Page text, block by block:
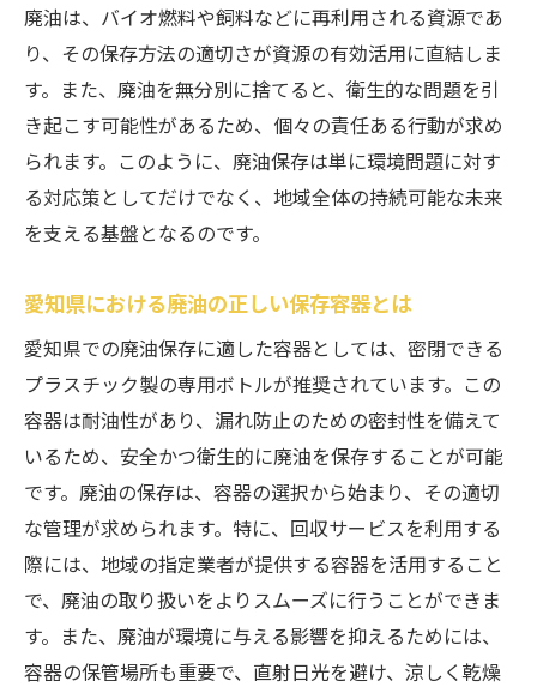
地域コミュニティを活用した廃油保存活動
廃油保存に関する愛知県の教育プログラム
愛知県の廃油回収システムを活用して資源の再
利用を促進
廃油回収システムの流れとその利点
愛知県の廃油回収スケジュールを知る
地域社会が参加する廃油回収活動
廃油回収に関する最新情報とガイド
廃油回収システムの未来展望
廃油を資源に変える愛知県の最新リサイクル事
情
廃油から作るバイオ燃料の可能性
愛知県での廃油リサイクルプロジェクト紹
介
廃油リサイクルの経済的、環境的効果
最新技術を活用した廃油処理方法
廃油は、バイオ燃料や飼料などに再利用される資源であ
り、その保存方法の適切さが資源の有効活用に直結しま
す。また、廃油を無分別に捨てると、衛生的な問題を引
き起こす可能性があるため、個々の責任ある行動が求め
られます。このように、廃油保存は単に環境問題に対す
る対応策としてだけでなく、地域全体の持続可能な未来
を支える基盤となるのです。
愛知県における廃油の正しい保存容器とは
愛知県での廃油保存に適した容器としては、密閉できる
プラスチック製の専用ボトルが推奨されています。この
容器は耐油性があり、漏れ防止のための密封性を備えて
いるため、安全かつ衛生的に廃油を保存することが可能
です。廃油の保存は、容器の選択から始まり、その適切
な管理が求められます。特に、回収サービスを利用する
際には、地域の指定業者が提供する容器を活用すること
で、廃油の取り扱いをよりスムーズに行うことができま
す。また、廃油が環境に与える影響を抑えるためには、
容器の保管場所も重要で、直射日光を避け、涼しく乾燥